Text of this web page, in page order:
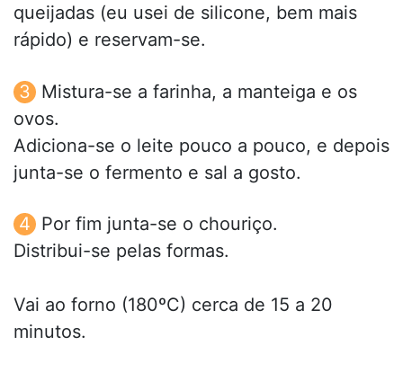
queijadas (eu usei de silicone, bem mais
rápido) e reservam-se.
Mistura-se a farinha, a manteiga e os
ovos.
Adiciona-se o leite pouco a pouco, e depois
junta-se o fermento e sal a gosto.
Por fim junta-se o chouriço.
Distribui-se pelas formas.
Vai ao forno (180ºC) cerca de 15 a 20
minutos.